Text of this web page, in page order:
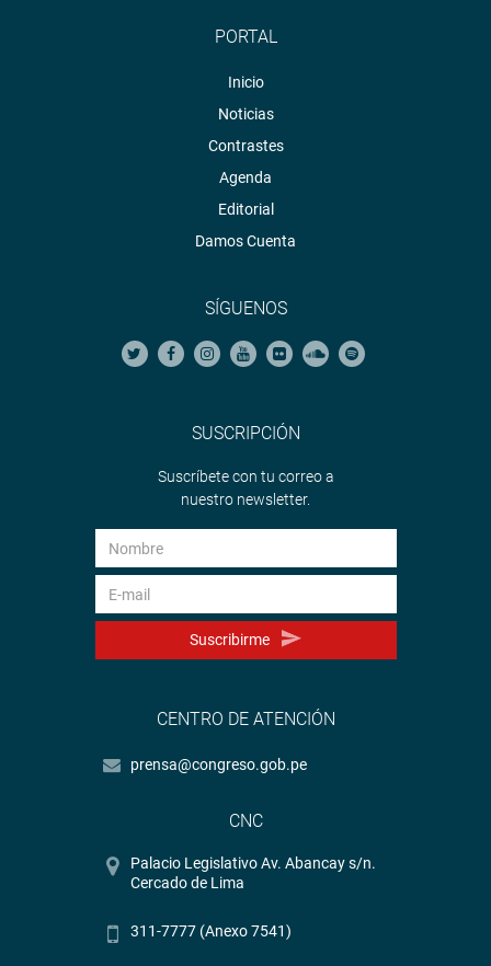
PORTAL
Inicio
Noticias
Contrastes
Agenda
Editorial
Damos Cuenta
SÍGUENOS
SUSCRIPCIÓN
Suscríbete con tu correo a
nuestro newsletter.
Suscribirme
CENTRO DE ATENCIÓN
prensa@congreso.gob.pe
CNC
Palacio Legislativo Av. Abancay s/n.
Cercado de Lima
311-7777 (Anexo 7541)